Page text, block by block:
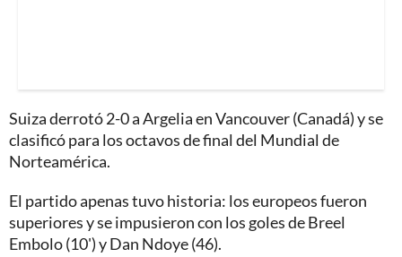
Suiza derrotó 2-0 a Argelia en Vancouver (Canadá) y se
clasificó para los octavos de final del Mundial de
Norteamérica.
El partido apenas tuvo historia: los europeos fueron
superiores y se impusieron con los goles de Breel
Embolo (10') y Dan Ndoye (46).